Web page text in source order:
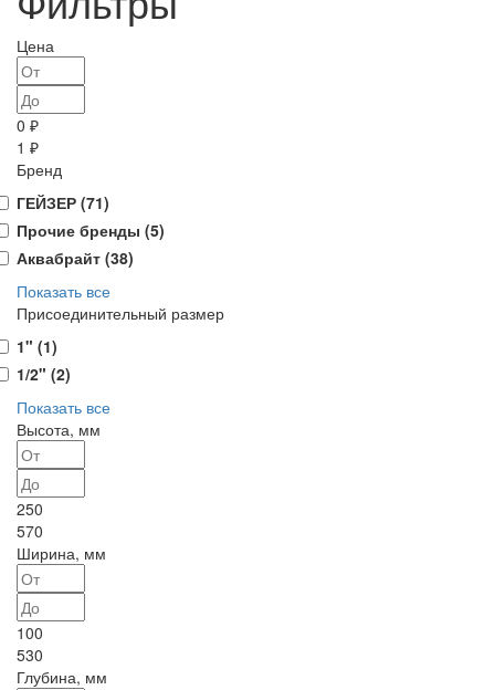
Цена
0 ₽
1 ₽
Бренд
ГЕЙЗЕР (71)
Прочие бренды (5)
Аквабрайт (38)
Показать все
Присоединительный размер
1" (1)
1/2" (2)
Показать все
Высота, мм
250
570
Ширина, мм
100
530
Глубина, мм